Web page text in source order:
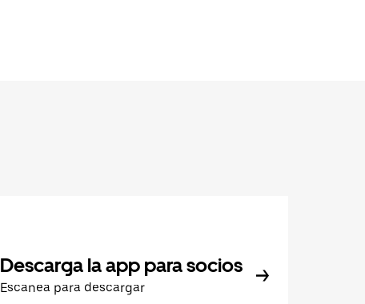
Descarga la app para socios
Escanea para descargar